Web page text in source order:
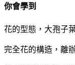
你會學到
花的型態，大孢子
完全花的構造，離